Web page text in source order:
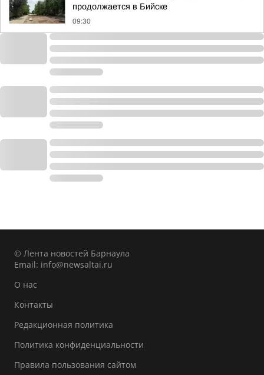
продолжается в Бийске
09:30
© Лента новостей Барнаула
Email: info@newsaltai.ru
О нас
Контакты
Редакционная политика
Политика конфиденциальности
Правила пользования сайтом